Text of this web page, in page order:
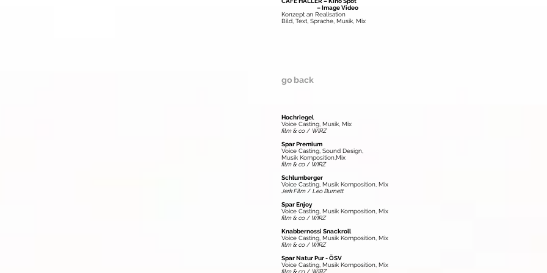
– Image Video
Konzept an Realisation
Bild, Text, Sprache, Musik, Mix
go back
Hochriegel
Voice Casting, Musik, Mix
film & co / WIRZ
Spar Premium
Voice Casting, Sound Design,
Musik Komposition,Mix
film & co / WIRZ
Schlumberger
Voice Casting, Musik Komposition, Mix
Jerk Film / Leo Burnett
Spar Enjoy
Voice Casting, Musik Komposition, Mix
film & co / WIRZ
Knabbernossi Snackroll
Voice Casting, Musik Komposition, Mix
film & co / WIRZ
Spar Natur Pur - ÖSV
Voice Casting, Musik Komposition, Mix
film & co / WIRZ